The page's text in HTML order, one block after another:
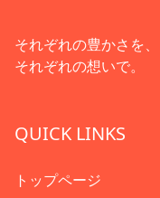
それぞれの豊かさを、
それぞれの想いで。
QUICK LINKS
トップページ